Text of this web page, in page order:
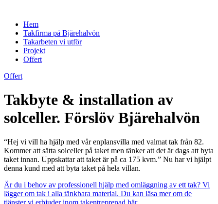
Hem
Takfirma på Bjärehalvön
Takarbeten vi utför
Projekt
Offert
Offert
Takbyte & installation av
solceller. Förslöv Bjärehalvön
“Hej vi vill ha hjälp med vår enplansvilla med valmat tak från 82.
Kommer att sätta solceller på taket men tänker att det är dags att byta
taket innan. Uppskattar att taket är på ca 175 kvm.” Nu har vi hjälpt
denna kund med att byta taket på hela villan.
Är du i behov av professionell hjälp med omläggning av ett tak? Vi
lägger om tak i alla tänkbara material. Du kan läsa mer om de
tjänster vi erbjuder inom takentreprenad här.